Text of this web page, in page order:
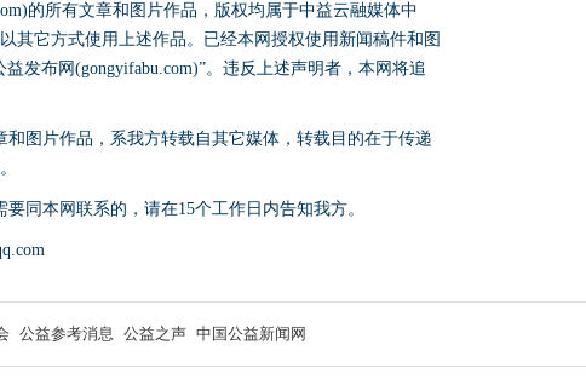
的所有文章和图片作品，版权均属于中益云融媒体中
其它方式使用上述作品。已经本网授权使用新闻稿件和图
发布网(gongyifabu.com)”。违反上述声明者，本网将追
图片作品，系我方转载自其它媒体，转载目的在于传递
同本网联系的，请在15个工作日内告知我方。
公益参考消息 公益之声 中国公益新闻网